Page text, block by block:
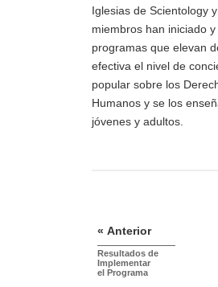
Iglesias de Scientology
miembros han iniciado
programas que elevan
efectiva el nivel de
popular sobre los
Humanos y se los
jóvenes y adultos.
« Anterior
Resultados de
Implementar
el Programa